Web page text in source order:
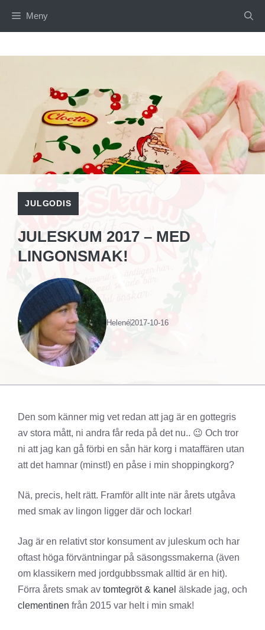
Meny
JULGODIS
JULESKUM 2017 – MED
LINGONSMAK!
Helené2017-10-16
Den som känner mig vet redan att jag är en gottegris
av stora mått, ni andra får reda på det nu.. 😉 Och tror
ni att jag kan gå förbi en sån här korg i mataffären utan
att det hamnar (minst!) en påse i min shoppingkorg?
Nä, precis, helt rätt. Framför allt inte när årets utgåva
med smak av lingon ligger där och lockar!
Jag är en relativt stor konsument av juleskum och har
oftast höga förväntningar på säsongssmakerna (även
om klassikern med jordgubbssmak alltid är en hit).
Förra årets smak av tomtegröt & kanel älskade jag, och
clementinen från 2015 var helt i min smak!